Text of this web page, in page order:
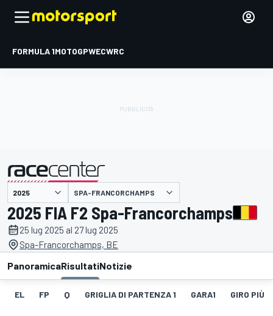
FORMULA 1MOTOGPWECWRC
presentato da SPA-FRANCORCHAMPS
2025 FIA F2 Spa-Francorchamps
25 lug 2025 al 27 lug 2025
Spa-Francorchamps, BE
PanoramicaRisultatiNotizie
EL FP Q GRIGLIA DI PARTENZA 1 GARA1 GIRO PIÙ